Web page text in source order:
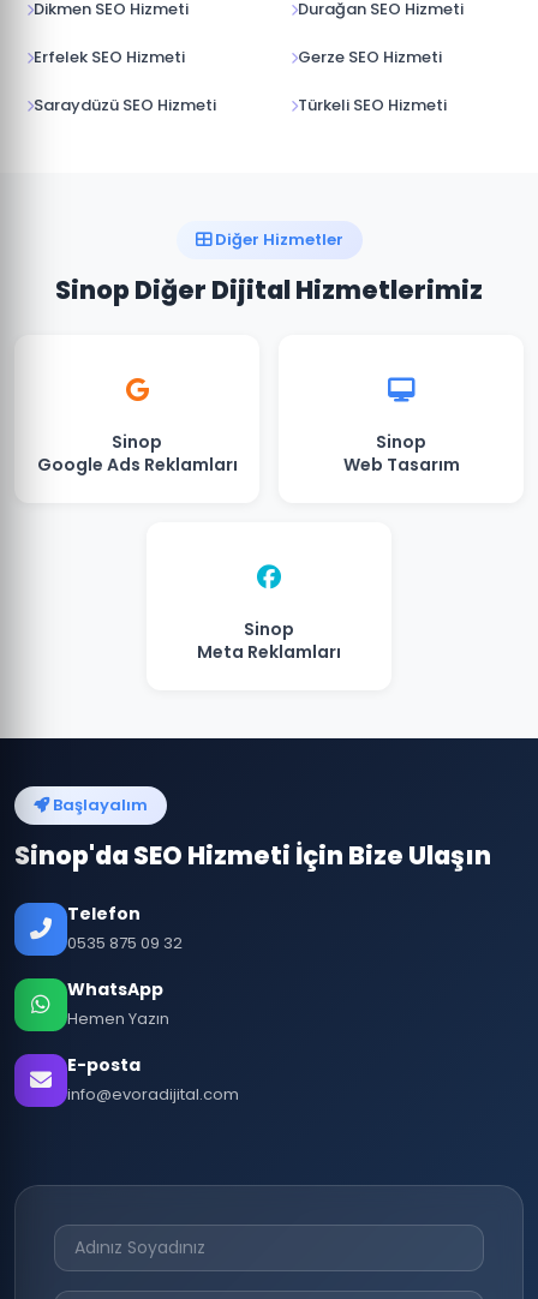
Dikmen SEO Hizmeti Durağan SEO Hizmeti
Erfelek SEO Hizmeti Gerze SEO Hizmeti
Saraydüzü SEO Hizmeti Türkeli SEO Hizmeti
Diğer Hizmetler
Sinop Diğer Dijital Hizmetlerimiz
Sinop
Google Ads Reklamları
Sinop
Web Tasarım
Sinop
Meta Reklamları
Başlayalım
Sinop'da SEO Hizmeti İçin Bize Ulaşın
Telefon
0535 875 09 32
WhatsApp
Hemen Yazın
E-posta
info@evoradijital.com